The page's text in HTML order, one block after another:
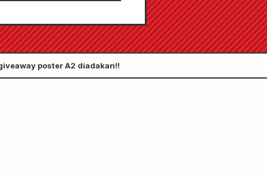
dijual pada tanggal
poster A2 diadakan!!